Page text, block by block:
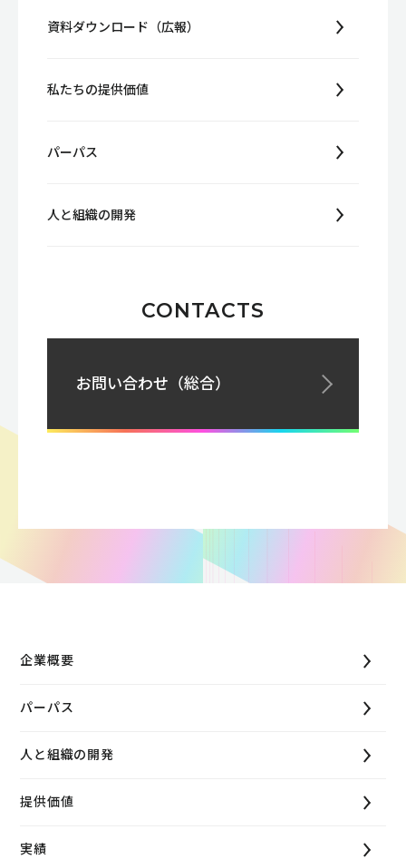
資料ダウンロード（広報）
私たちの提供価値
パーパス
人と組織の開発
CONTACTS
お問い合わせ（総合）
企業概要
パーパス
人と組織の開発
提供価値
実績